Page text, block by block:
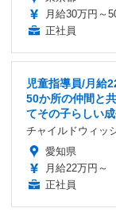
月給30万円～
正社員
児童指導員/月給
50か所の仲間と
てその子らしい
チャイルドウィッ
愛知県
月給22万円～
正社員